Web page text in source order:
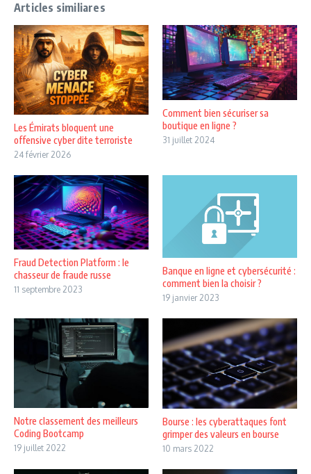
Articles similiares
Les Émirats bloquent une
offensive cyber dite terroriste
24 février 2026
Comment bien sécuriser sa
boutique en ligne ?
31 juillet 2024
Fraud Detection Platform : le
chasseur de fraude russe
11 septembre 2023
Banque en ligne et cybersécurité :
comment bien la choisir ?
19 janvier 2023
Notre classement des meilleurs
Coding Bootcamp
19 juillet 2022
Bourse : les cyberattaques font
grimper des valeurs en bourse
10 mars 2022